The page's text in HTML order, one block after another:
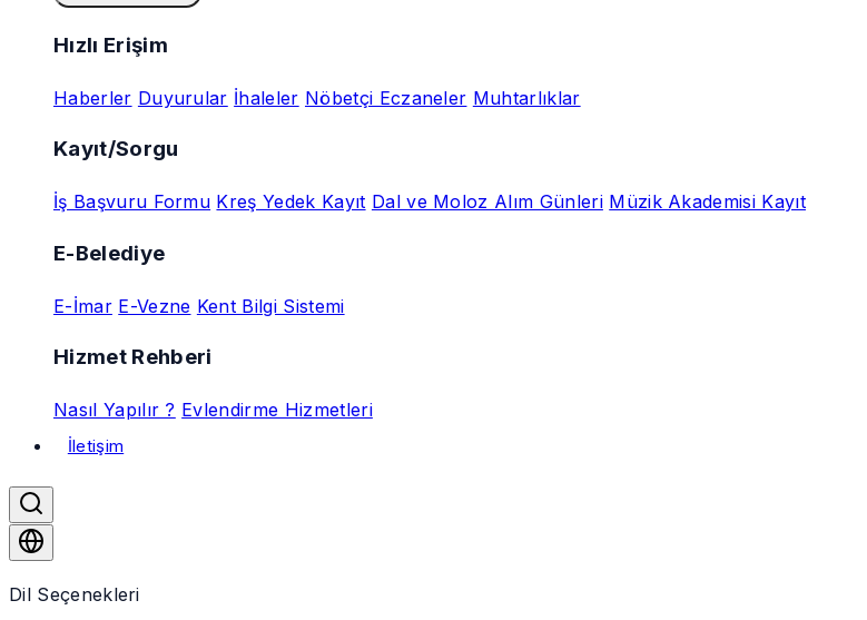
Hızlı Erişim
Haberler Duyurular İhaleler Nöbetçi Eczaneler Muhtarlıklar
Kayıt/Sorgu
İş Başvuru Formu Kreş Yedek Kayıt Dal ve Moloz Alım Günleri Müzik Akademisi Kayıt
E-Belediye
E-İmar E-Vezne Kent Bilgi Sistemi
Hizmet Rehberi
Nasıl Yapılır ? Evlendirme Hizmetleri
İletişim
Dil Seçenekleri